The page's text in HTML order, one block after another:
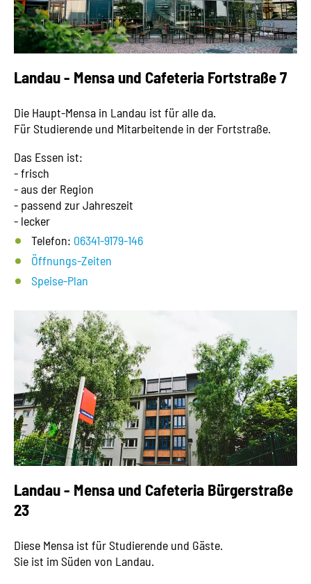
Landau - Mensa und Cafeteria Fortstraße 7
Die Haupt-Mensa in Landau ist für alle da.
Für Studierende und Mitarbeitende in der Fortstraße.
Das Essen ist:
- frisch
- aus der Region
- passend zur Jahreszeit
- lecker
Telefon: 06341-9179-146
Öffnungs-Zeiten
Speise-Plan
Landau - Mensa und Cafeteria Bürgerstraße
23
Diese Mensa ist für Studierende und Gäste.
Sie ist im Süden von Landau.